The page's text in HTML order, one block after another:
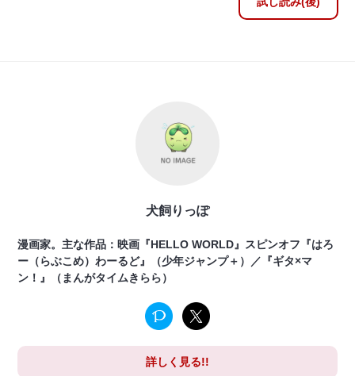
犬飼りっぽ
漫画家。主な作品：映画『HELLO WORLD』スピンオフ『はろ
ー（らぶこめ）わーるど』（少年ジャンプ＋）／『ギタ×マ
ン！』（まんがタイムきらら）
詳しく見る!!